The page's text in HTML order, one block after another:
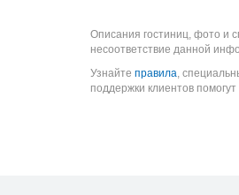
Описания гостиниц, фото и
несоответствие данной
Узнайте правила,
поддержки клиентов